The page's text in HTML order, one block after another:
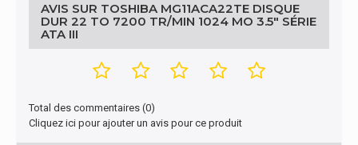
Vibrations en fonctionnement 0,75 G
Vibrations hors fonctionnement 3 G
Conditions environnementales
AVIS SUR TOSHIBA MG11ACA22TE DISQUE
DUR 22 TO 7200 TR/MIN 1024 MO 3.5" SÉRIE
ATA III
Total des commentaires (0)
Cliquez ici pour ajouter un avis pour ce produit